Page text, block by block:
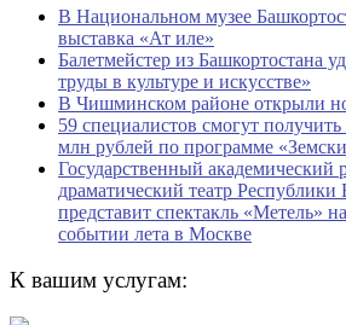
В Национальном музее
выставка «Ат иле»
Балетмейстер из Башкортостана
труды в культуре и искусстве»
В Чишминском районе открыли
59 специалистов смогут
млн рублей по программе
Государственный академический
драматический театр Республики
представит спектакль «Метель»
событии лета в Москве
К вашим услугам: